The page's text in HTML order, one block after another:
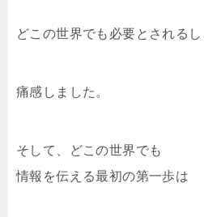
どこの世界でも必要とされる
痛感しました。
そして、どこの世界でも
情報を伝える最初の第一歩は